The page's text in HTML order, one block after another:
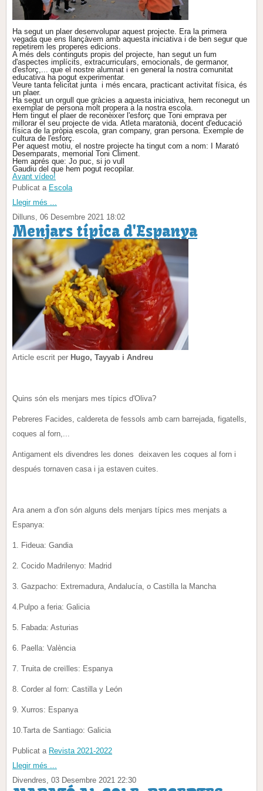
Ha segut un plaer desenvolupar aquest projecte. Era la primera
vegada que ens llançàvem amb aquesta iniciativa i de ben segur que
repetirem les properes edicions.
A més dels continguts propis del projecte, han segut un fum
d'aspectes implícits, extracurriculars, emocionals, de germanor,
d'esforç,... que el nostre alumnat i en general la nostra comunitat
educativa ha pogut experimentar.
Veure tanta felicitat junta i més encara, practicant activitat física, és
un plaer.
Ha segut un orgull que gràcies a aquesta iniciativa, hem reconegut un
exemplar de persona molt propera a la nostra escola.
Hem tingut el plaer de reconèixer l'esforç que Toni emprava per
millorar el seu projecte de vida. Atleta maratonià, docent d'educació
física de la pròpia escola, gran company, gran persona. Exemple de
cultura de l'esforç.
Per aquest motiu, el nostre projecte ha tingut com a nom: I Marató
Desemparats, memorial Toni Climent.
Hem aprés que: Jo puc, si jo vull
Gaudiu del que hem pogut recopilar.
Avant vídeo!
Publicat a Escola
Llegir més ...
Dilluns, 06 Desembre 2021 18:02
Menjars típica d'Espanya
Article escrit per Hugo, Tayyab i Andreu
Quins són els menjars mes típics d'Oliva?
Pebreres Facides, caldereta de fessols amb carn barrejada, figatells,
coques al forn,...
Antigament els divendres les dones deixaven les coques al forn i
después tornaven casa i ja estaven cuites.
Ara anem a d'on són alguns dels menjars típics mes menjats a
Espanya:
1. Fideua: Gandia
2. Cocido Madrilenyo: Madrid
3. Gazpacho: Extremadura, Andalucía, o Castilla la Mancha
4.Pulpo a feria: Galicia
5. Fabada: Asturias
6. Paella: València
7. Truita de creïlles: Espanya
8. Corder al forn: Castilla y León
9. Xurros: Espanya
10.Tarta de Santiago: Galicia
Publicat a Revista 2021-2022
Llegir més ...
Divendres, 03 Desembre 2021 22:30